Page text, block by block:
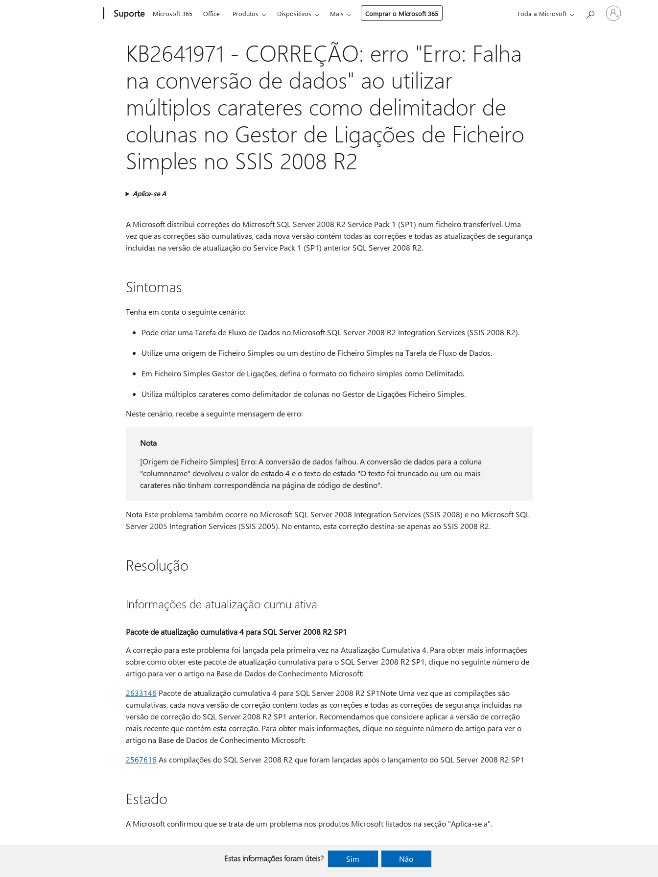
Suporte Microsoft 365 Office Produtos Dispositivos Mais Comprar o Microsoft 365 Toda a Microsoft
Iniciar
sessão
KB2641971 - CORREÇÃO: erro "Erro: Falha
na conversão de dados" ao utilizar
múltiplos carateres como delimitador de
colunas no Gestor de Ligações de Ficheiro
Simples no SSIS 2008 R2
Aplica-se A
A Microsoft distribui correções do Microsoft SQL Server 2008 R2 Service Pack 1 (SP1) num ficheiro transferível. Uma
vez que as correções são cumulativas, cada nova versão contém todas as correções e todas as atualizações de segurança
incluídas na versão de atualização do Service Pack 1 (SP1) anterior SQL Server 2008 R2.
Sintomas
Tenha em conta o seguinte cenário:
Pode criar uma Tarefa de Fluxo de Dados no Microsoft SQL Server 2008 R2 Integration Services (SSIS 2008 R2).
Utilize uma origem de Ficheiro Simples ou um destino de Ficheiro Simples na Tarefa de Fluxo de Dados.
Em Ficheiro Simples Gestor de Ligações, defina o formato do ficheiro simples como Delimitado.
Utiliza múltiplos carateres como delimitador de colunas no Gestor de Ligações Ficheiro Simples.
Neste cenário, recebe a seguinte mensagem de erro:
Nota
[Origem de Ficheiro Simples] Erro: A conversão de dados falhou. A conversão de dados para a coluna
"columnname" devolveu o valor de estado 4 e o texto de estado "O texto foi truncado ou um ou mais
carateres não tinham correspondência na página de código de destino".
Nota Este problema também ocorre no Microsoft SQL Server 2008 Integration Services (SSIS 2008) e no Microsoft SQL
Server 2005 Integration Services (SSIS 2005). No entanto, esta correção destina-se apenas ao SSIS 2008 R2.
Resolução
Informações de atualização cumulativa
Pacote de atualização cumulativa 4 para SQL Server 2008 R2 SP1
A correção para este problema foi lançada pela primeira vez na Atualização Cumulativa 4. Para obter mais informações
sobre como obter este pacote de atualização cumulativa para o SQL Server 2008 R2 SP1, clique no seguinte número de
artigo para ver o artigo na Base de Dados de Conhecimento Microsoft:
2633146 Pacote de atualização cumulativa 4 para SQL Server 2008 R2 SP1Note Uma vez que as compilações são
cumulativas, cada nova versão de correção contém todas as correções e todas as correções de segurança incluídas na
versão de correção do SQL Server 2008 R2 SP1 anterior. Recomendamos que considere aplicar a versão de correção
mais recente que contém esta correção. Para obter mais informações, clique no seguinte número de artigo para ver o
artigo na Base de Dados de Conhecimento Microsoft:
2567616 As compilações do SQL Server 2008 R2 que foram lançadas após o lançamento do SQL Server 2008 R2 SP1
Estado
A Microsoft confirmou que se trata de um problema nos produtos Microsoft listados na secção "Aplica-se a".
Estas informações foram úteis? Sim Não